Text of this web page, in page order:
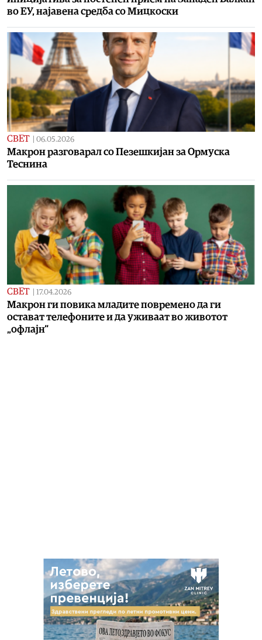
во ЕУ, најавена средба со Мицкоски
СВЕТ 06.05.2026
Макрон разговарал со Пезешкијан за Ормуска
Теснина
СВЕТ 17.04.2026
Макрон ги повика младите повремено да ги
остават телефоните и да уживаат во животот
„офлајн“